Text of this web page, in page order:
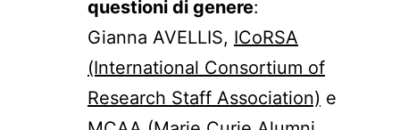
questioni di genere:
Gianna AVELLIS, ICoRSA
(International Consortium of
Research Staff Association) e